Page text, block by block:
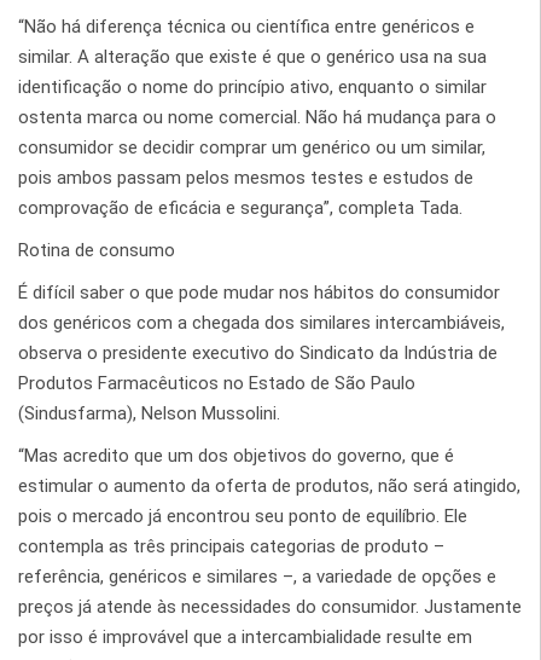
“Não há diferença técnica ou científica entre genéricos e
similar. A alteração que existe é que o genérico usa na sua
identificação o nome do princípio ativo, enquanto o similar
ostenta marca ou nome comercial. Não há mudança para o
consumidor se decidir comprar um genérico ou um similar,
pois ambos passam pelos mesmos testes e estudos de
comprovação de eficácia e segurança”, completa Tada.
Rotina de consumo
É difícil saber o que pode mudar nos hábitos do consumidor
dos genéricos com a chegada dos similares intercambiáveis,
observa o presidente executivo do Sindicato da Indústria de
Produtos Farmacêuticos no Estado de São Paulo
(Sindusfarma), Nelson Mussolini.
“Mas acredito que um dos objetivos do governo, que é
estimular o aumento da oferta de produtos, não será atingido,
pois o mercado já encontrou seu ponto de equilíbrio. Ele
contempla as três principais categorias de produto –
referência, genéricos e similares –, a variedade de opções e
preços já atende às necessidades do consumidor. Justamente
por isso é improvável que a intercambialidade resulte em